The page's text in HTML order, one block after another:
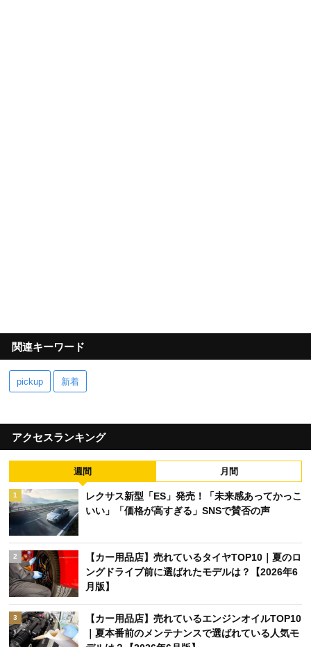
関連キーワード
pickup 新着
アクセスランキング
週間 月間
1
レクサス新型「ES」発売！「未来感あってかっこ
いい」「価格が高すぎる」SNSで賛否の声
2
【カー用品店】売れているタイヤTOP10｜夏のロ
ングドライブ前に選ばれたモデルは？【2026年6
月版】
3
【カー用品店】売れているエンジンオイルTOP10
｜夏本番前のメンテナンスで選ばれている人気モ